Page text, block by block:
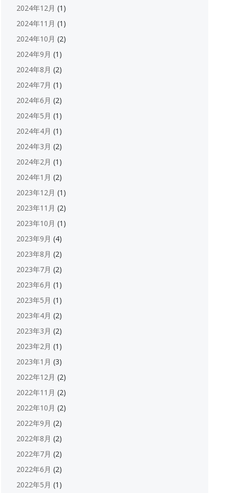
2024年12月 (1)
2024年11月 (1)
2024年10月 (2)
2024年9月 (1)
2024年8月 (2)
2024年7月 (1)
2024年6月 (2)
2024年5月 (1)
2024年4月 (1)
2024年3月 (2)
2024年2月 (1)
2024年1月 (2)
2023年12月 (1)
2023年11月 (2)
2023年10月 (1)
2023年9月 (4)
2023年8月 (2)
2023年7月 (2)
2023年6月 (1)
2023年5月 (1)
2023年4月 (2)
2023年3月 (2)
2023年2月 (1)
2023年1月 (3)
2022年12月 (2)
2022年11月 (2)
2022年10月 (2)
2022年9月 (2)
2022年8月 (2)
2022年7月 (2)
2022年6月 (2)
2022年5月 (1)